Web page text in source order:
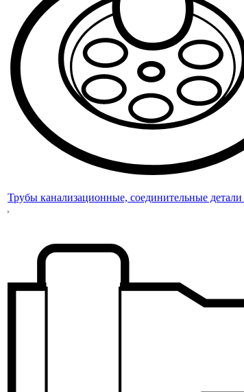
Трубы канализационные, соединительные детали